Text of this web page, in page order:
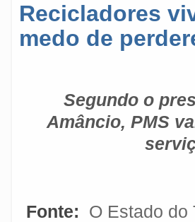
Recicladores
medo de
Segundo o
Amâncio, PMS
Fonte: O Estado do